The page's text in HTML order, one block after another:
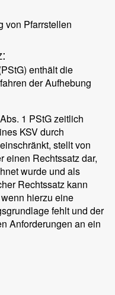
von Pfarrstellen
enthält die
der Aufhebung
1 PStG zeitlich
KSV durch
stellt von
einen Rechtssatz dar,
wurde und als
Rechtssatz kann
hierzu eine
fehlt und der
Anforderungen an ein